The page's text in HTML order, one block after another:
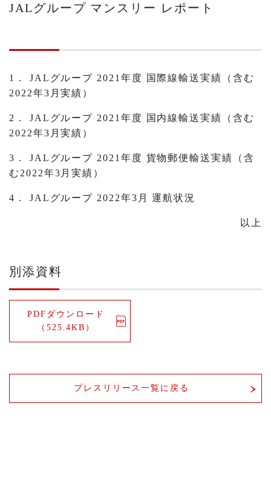
JALグループ マンスリー レポート
1． JALグループ 2021年度 国際線輸送実績（含む
2022年3月実績）
2． JALグループ 2021年度 国内線輸送実績（含む
2022年3月実績）
3． JALグループ 2021年度 貨物郵便輸送実績（含
む2022年3月実績）
4． JALグループ 2022年3月 運航状況
以上
別添資料
PDFダウンロード
（525.4KB）
プレスリリース一覧に戻る